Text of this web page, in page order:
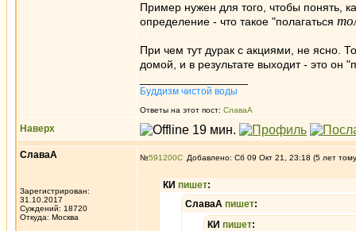
Пример нужен для того, чтобы понять,
определение - что такое "полагаться
При чем тут дурак с акциями, не ясно.
домой, и в результате выходит - это он
Буддизм чистой воды
Ответы на этот пост: СлаваА
Наверх
СлаваА
Зарегистрирован:
31.10.2017
Суждений: 18720
Откуда: Москва
№591200 Добавлено: Сб 09 Окт 21, 23:18 (5 лет
КИ пишет:
СлаваА пишет:
КИ пишет: